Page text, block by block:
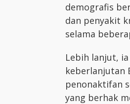
demografis
dan penyakit
selama
Lebih lanjut,
keberlanjutan
penonaktifan
yang berhak